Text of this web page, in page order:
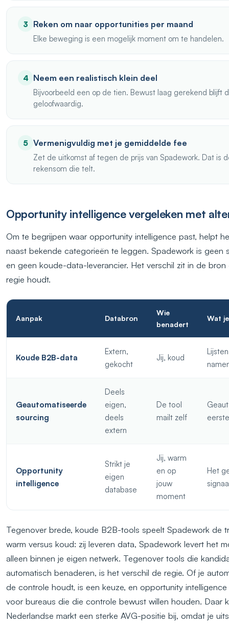
3 Reken om naar opportunities per maand
Elke beweging is een mogelijk moment om te handelen.
4 Neem een realistisch klein deel
Bijvoorbeeld een op de tien. Bewust laag gerekend blijft
geloofwaardig.
5 Vermenigvuldig met je gemiddelde fee
Zet de uitkomst af tegen de prijs van Spadework. Dat is
rekensom die telt.
Opportunity intelligence vergeleken met
Om te begrijpen waar opportunity intelligence past, helpt
naast bekende categorieën te leggen. Spadework is geen
en geen koude-data-leverancier. Het verschil zit in de bron
regie houdt.
Aanpak Databron
Wie
benadert
Wat
Koude B2B-data
Extern,
gekocht
Jij, koud
Geautomatiseerde
sourcing
Deels
eigen,
deels
extern
De tool
mailt zelf
Opportunity
intelligence
Strikt je
eigen
database
Jij, warm
en op
jouw
moment
Het
Tegenover brede, koude B2B-tools speelt Spadework de
warm versus koud: zij leveren data, Spadework levert het
alleen binnen je eigen netwerk. Tegenover tools die
automatisch benaderen, is het verschil de regie. Of je
de controle houdt, is een keuze, en opportunity
voor bureaus die die controle bewust willen houden. Daar
Nederlandse markt een sterke AVG-positie bij, omdat je